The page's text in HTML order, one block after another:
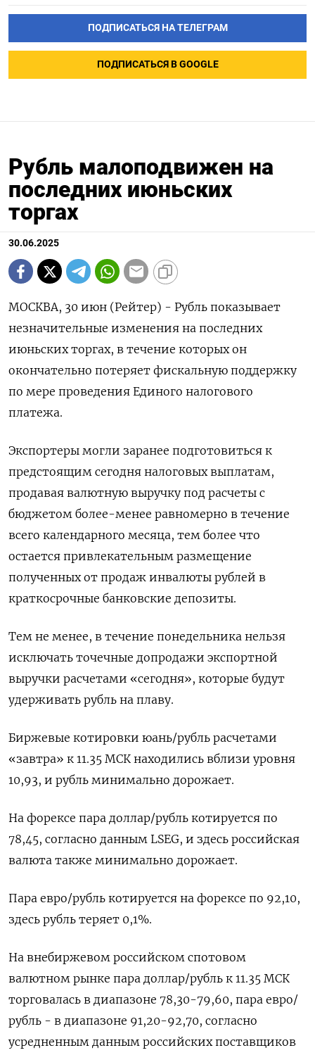
ПОДПИСАТЬСЯ НА ТЕЛЕГРАМ
ПОДПИСАТЬСЯ В GOOGLE
Рубль малоподвижен на
последних июньских
торгах
30.06.2025
МОСКВА, 30 июн (Рейтер) - Рубль показывает
незначительные изменения на последних
июньских торгах, в течение которых он
окончательно потеряет фискальную поддержку
по мере проведения Единого налогового
платежа.
Экспортеры могли заранее подготовиться к
предстоящим сегодня налоговых выплатам,
продавая валютную выручку под расчеты с
бюджетом более-менее равномерно в течение
всего календарного месяца, тем более что
остается привлекательным размещение
полученных от продаж инвалюты рублей в
краткосрочные банковские депозиты.
Тем не менее, в течение понедельника нельзя
исключать точечные допродажи экспортной
выручки расчетами «сегодня», которые будут
удерживать рубль на плаву.
Биржевые котировки юань/рубль расчетами
«завтра» к 11.35 МСК находились вблизи уровня
10,93, и рубль минимально дорожает.
На форексе пара доллар/рубль котируется по
78,45, согласно данным LSEG, и здесь российская
валюта также минимально дорожает.
Пара евро/рубль котируется на форексе по 92,10,
здесь рубль теряет 0,1%.
На внебиржевом российском спотовом
валютном рынке пара доллар/рубль к 11.35 МСК
торговалась в диапазоне 78,30-79,60, пара евро/
рубль - в диапазоне 91,20-92,70, согласно
усредненным данным российских поставщиков